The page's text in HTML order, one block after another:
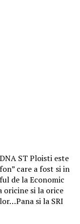
ST Ploisti este
care a fost si in
de la Economic
oricine si la orice
si la SRI